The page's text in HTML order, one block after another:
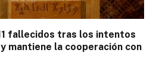
fallecidos tras los intentos
mantiene la cooperación con